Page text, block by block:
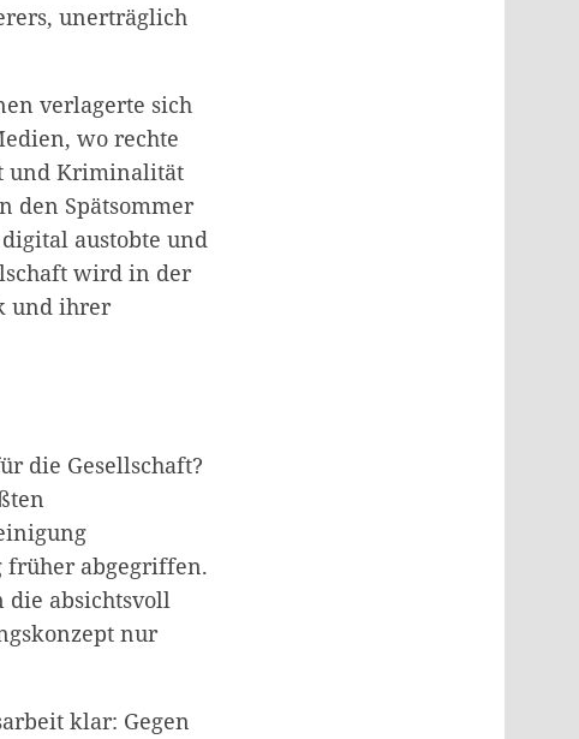
unerträglich
verlagerte sich
wo rechte
und Kriminalität
den Spätsommer
austobte und
wird in der
und ihrer
die Gesellschaft?
früher abgegriffen.
absichtsvoll
nur
klar: Gegen